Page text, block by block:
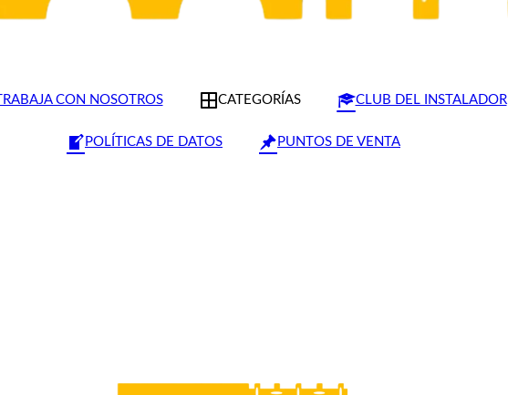
TRABAJA CON NOSOTROS CATEGORÍAS CLUB DEL INSTALADOR
POLÍTICAS DE DATOS PUNTOS DE VENTA